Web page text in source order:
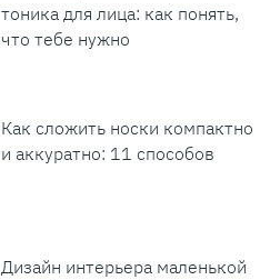
тоника для лица: как понять,
что тебе нужно
Как сложить носки компактно
и аккуратно: 11 способов
Дизайн интерьера маленькой